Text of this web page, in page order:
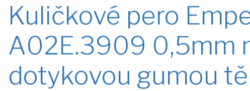
Kuličkové pero
A02E.3909 0,5mm
dotykovou gumou